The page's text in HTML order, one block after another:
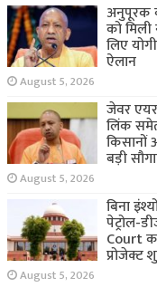
अनुपूरक
को
लिए
ऐलान
August 5, 2026
जेवर
लिंक समेत
बड़ी
August 5, 2026
बिना
पेट्रोल-
Court
प्रोजेक्ट
August 5, 2026